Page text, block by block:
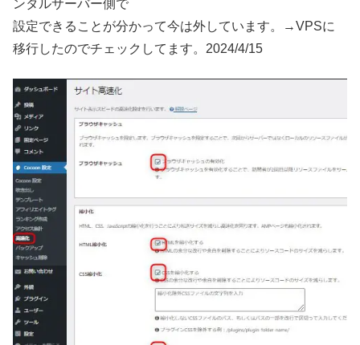
ンタルサーバー側で
設定できることが分かって今は外しています。→VPSに
移行したのでチェックしてます。2024/4/15